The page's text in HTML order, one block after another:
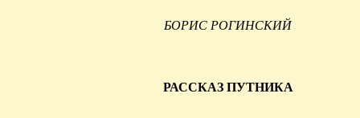
БОРИС РОГИНСКИЙ
РАССКАЗ ПУТНИКА